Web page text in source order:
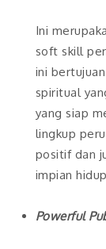
Ini
soft skill
ini
spiritual
yang siap
lingkup
positif dan
impian
Powerful